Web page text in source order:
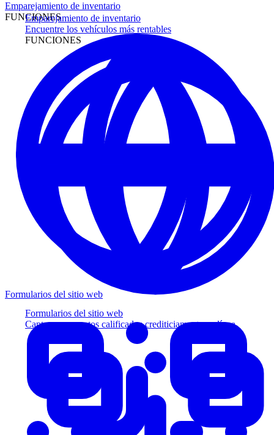
Emparejamiento de inventario
Encuentre los vehículos más rentables
FUNCIONES
Formularios del sitio web
Capture prospectos calificados crediticiamente en línea
Emparejamiento de inventario
FUNCIONES
Formularios del sitio web